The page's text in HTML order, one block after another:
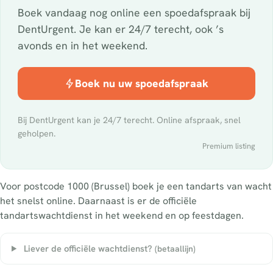
Boek vandaag nog online een spoedafspraak bij
DentUrgent. Je kan er 24/7 terecht, ook ’s
avonds en in het weekend.
Boek nu uw spoedafspraak
Bij DentUrgent kan je 24/7 terecht. Online afspraak, snel
geholpen.
Premium listing
Voor postcode 1000 (Brussel) boek je een tandarts van wacht
het snelst online. Daarnaast is er de officiële
tandartswachtdienst in het weekend en op feestdagen.
Liever de officiële wachtdienst? (betaallijn)